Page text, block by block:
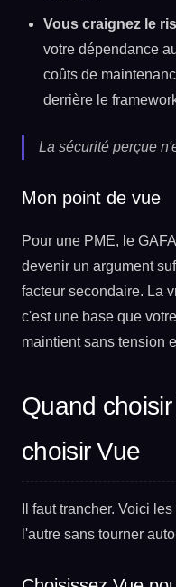
Vous craignez le
votre dépendance
coûts de
derrière le
La sécurité perçue
Mon point de vue
Pour une PME, le
devenir un argument
facteur secondaire. La
c'est une base que
maintient sans tension
Quand
choisir Vue
Il faut trancher. Voici
l'autre sans tourner